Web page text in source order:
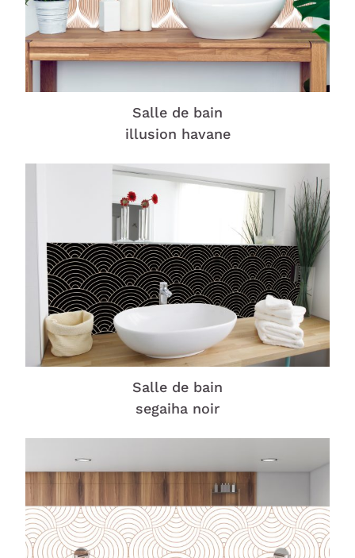
Salle de bain
illusion havane
Salle de bain
segaiha noir